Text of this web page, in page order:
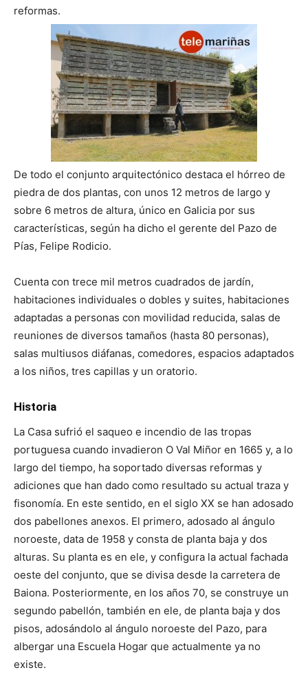
reformas.
De todo el conjunto arquitectónico destaca el hórreo de
piedra de dos plantas, con unos 12 metros de largo y
sobre 6 metros de altura, único en Galicia por sus
características, según ha dicho el gerente del Pazo de
Pías, Felipe Rodicio.
Cuenta con trece mil metros cuadrados de jardín,
habitaciones individuales o dobles y suites, habitaciones
adaptadas a personas con movilidad reducida, salas de
reuniones de diversos tamaños (hasta 80 personas),
salas multiusos diáfanas, comedores, espacios adaptados
a los niños, tres capillas y un oratorio.
Historia
La Casa sufrió el saqueo e incendio de las tropas
portuguesa cuando invadieron O Val Miñor en 1665 y, a lo
largo del tiempo, ha soportado diversas reformas y
adiciones que han dado como resultado su actual traza y
fisonomía. En este sentido, en el siglo XX se han adosado
dos pabellones anexos. El primero, adosado al ángulo
noroeste, data de 1958 y consta de planta baja y dos
alturas. Su planta es en ele, y configura la actual fachada
oeste del conjunto, que se divisa desde la carretera de
Baiona. Posteriormente, en los años 70, se construye un
segundo pabellón, también en ele, de planta baja y dos
pisos, adosándolo al ángulo noroeste del Pazo, para
albergar una Escuela Hogar que actualmente ya no
existe.